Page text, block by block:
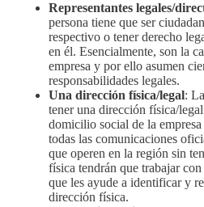
Representantes legales/
persona tiene que ser
respectivo o tener derecho
en él. Esencialmente, son la
empresa y por ello asumen
responsabilidades legales.
Una dirección física/legal:
tener una dirección física/
domicilio social de la
todas las comunicaciones
que operen en la región sin
física tendrán que trabajar
que les ayude a identificar y
dirección física.